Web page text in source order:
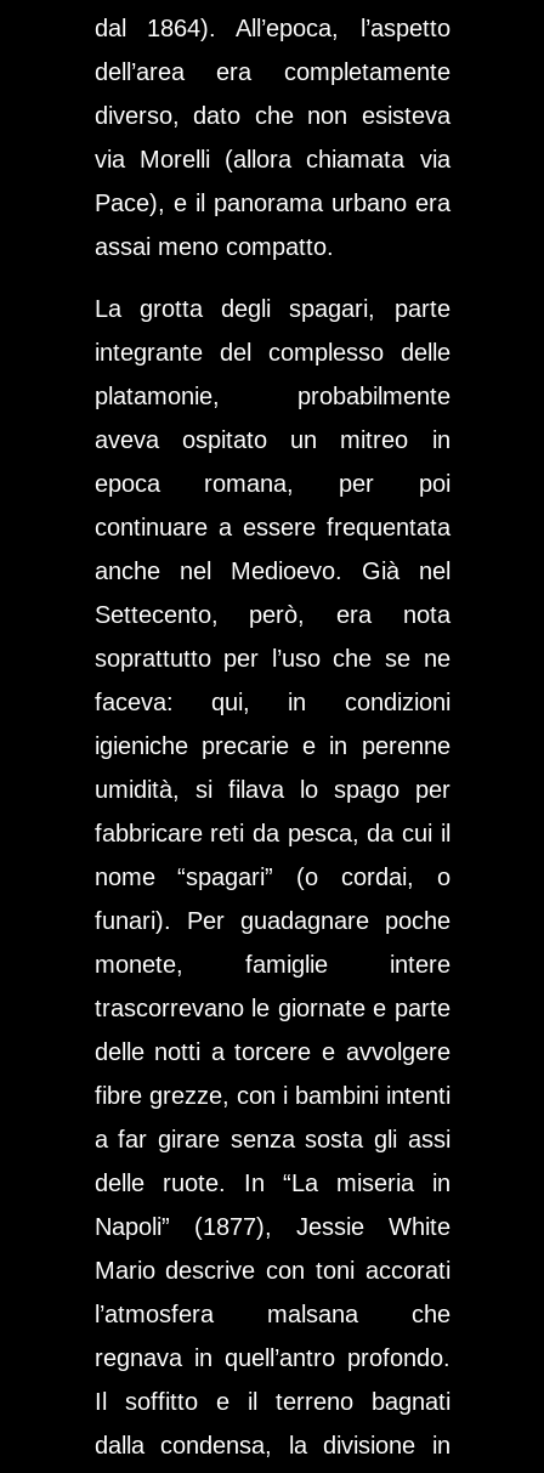
dal 1864). All’epoca, l’aspetto
dell’area era completamente
diverso, dato che non esisteva
via Morelli (allora chiamata via
Pace), e il panorama urbano era
assai meno compatto.
La grotta degli spagari, parte
integrante del complesso delle
platamonie, probabilmente
aveva ospitato un mitreo in
epoca romana, per poi
continuare a essere frequentata
anche nel Medioevo. Già nel
Settecento, però, era nota
soprattutto per l’uso che se ne
faceva: qui, in condizioni
igieniche precarie e in perenne
umidità, si filava lo spago per
fabbricare reti da pesca, da cui il
nome “spagari” (o cordai, o
funari). Per guadagnare poche
monete, famiglie intere
trascorrevano le giornate e parte
delle notti a torcere e avvolgere
fibre grezze, con i bambini intenti
a far girare senza sosta gli assi
delle ruote. In “La miseria in
Napoli” (1877), Jessie White
Mario descrive con toni accorati
l’atmosfera malsana che
regnava in quell’antro profondo.
Il soffitto e il terreno bagnati
dalla condensa, la divisione in